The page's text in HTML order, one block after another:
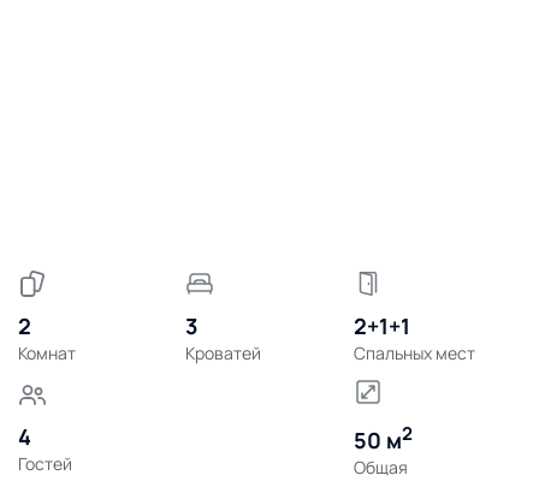
2
Комнат
3
Кроватей
2+1+1
Спальных мест
4
Гостей
50 м2
Общая